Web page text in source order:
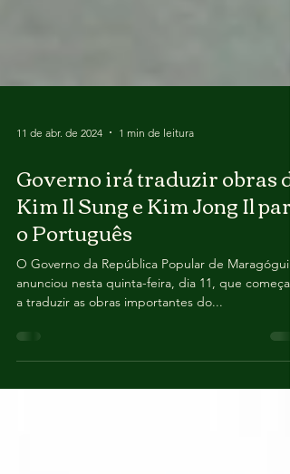
11 de abr. de 2024 1 min de leitura
Governo irá traduzir obras de
Kim Il Sung e Kim Jong Il para
o Português
O Governo da República Popular de Maragógui
a traduzir as obras importantes do...